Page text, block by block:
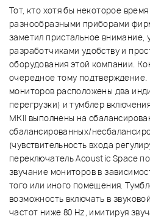
Тот, кто хотя бы некоторое
разнообразными приборами
заметил пристальное внимание,
разработчиками удобству и
оборудования этой компании.
очередное тому подтверждение.
мониторов расположены два
перегрузки) и тумблер
MKII выполнены на
сбалансированных/
(чувствительность входа
переключатель Acoustic Space
звучание мониторов в
того или иного помещения.
возможность включать в
частот ниже 80 Hz, имитируя